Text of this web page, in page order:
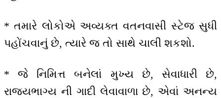
* તમારે લોકોએ અવ્યક્ત વતનવાસી સ્ટેજ સુધી
પહોંચવાનું છે, ત્યારે જ તો સાથે ચાલી શકશો.
* જે નિમિત્ત બનેલાં મુખ્ય છે, સેવાધારી છે,
રાજ્યભાગ્ય ની ગાદી લેવાવાળા છે, એવાં અનન્ય